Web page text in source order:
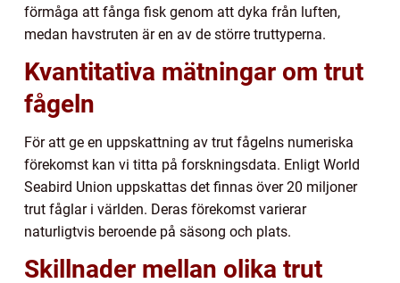
förmåga att fånga fisk genom att dyka från luften,
medan havstruten är en av de större truttyperna.
Kvantitativa mätningar om trut
fågeln
För att ge en uppskattning av trut fågelns numeriska
förekomst kan vi titta på forskningsdata. Enligt World
Seabird Union uppskattas det finnas över 20 miljoner
trut fåglar i världen. Deras förekomst varierar
naturligtvis beroende på säsong och plats.
Skillnader mellan olika trut